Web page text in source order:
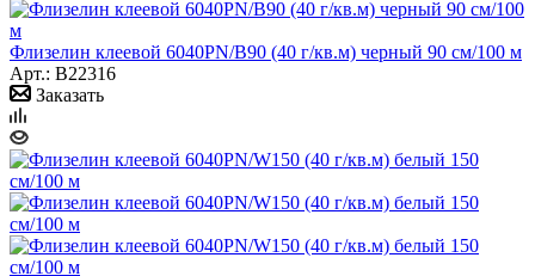
Флизелин клеевой 6040PN/B90 (40 г/кв.м) черный 90 см/100 м
Арт.: B22316
Заказать